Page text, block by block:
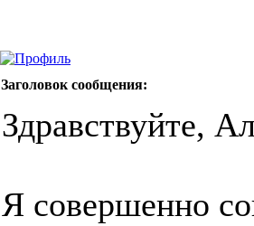
Заголовок сообщения:
Здравствуйте,
Я совершенно